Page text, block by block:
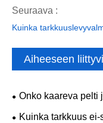
Seuraava :
Kuinka
Aiheeseen
Onko kaareva pelti
julkisivujen
Kuinka tarkkuus